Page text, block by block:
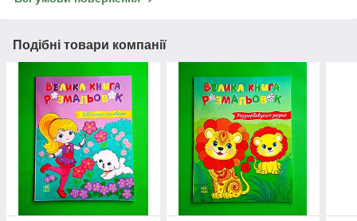
Подібні товари компанії